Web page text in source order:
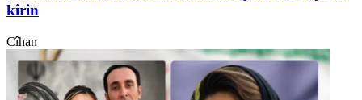
kirin
Cîhan